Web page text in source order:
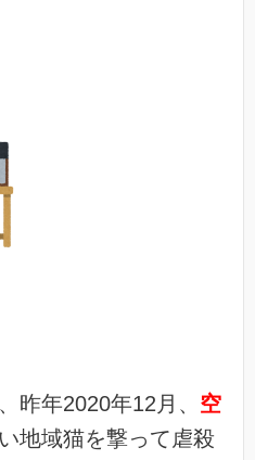
昨年2020年12月、 空
地域猫を撃って虐殺